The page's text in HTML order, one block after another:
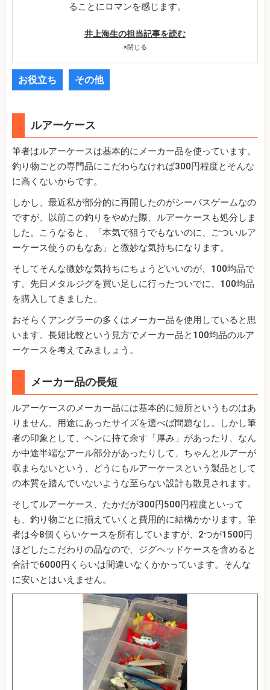
ることにロマンを感じます。
井上海生の担当記事を読む
×閉じる
お役立ち その他
ルアーケース
筆者はルアーケースは基本的にメーカー品を使っています。
釣り物ごとの専門品にこだわらなければ300円程度とそんな
に高くないからです。
しかし、最近私が部分的に再開したのがシーバスゲームなの
ですが、以前この釣りをやめた際、ルアーケースも処分しま
した。こうなると、「本気で狙うでもないのに、ごついルア
ーケース使うのもなあ」と微妙な気持ちになります。
そしてそんな微妙な気持ちにちょうどいいのが、100均品で
す。先日メタルジグを買い足しに行ったついでに、100均品
を購入してきました。
おそらくアングラーの多くはメーカー品を使用していると思
います。長短比較という見方でメーカー品と100均品のルア
ーケースを考えてみましょう。
メーカー品の長短
ルアーケースのメーカー品には基本的に短所というものはあ
りません。用途にあったサイズを選べば問題なし。しかし筆
者の印象として、ヘンに持て余す「厚み」があったり、なん
か中途半端なアール部分があったりして、ちゃんとルアーが
収まらないという、どうにもルアーケースという製品として
の本質を踏んでいないような至らない設計も散見されます。
そしてルアーケース、たかだが300円500円程度といって
も、釣り物ごとに揃えていくと費用的に結構かかります。筆
者は今8個くらいケースを所有していますが、2つが1500円
ほどしたこだわりの品なので、ジグヘッドケースを含めると
合計で6000円くらいは間違いなくかかっています。そんな
に安いとはいえません。